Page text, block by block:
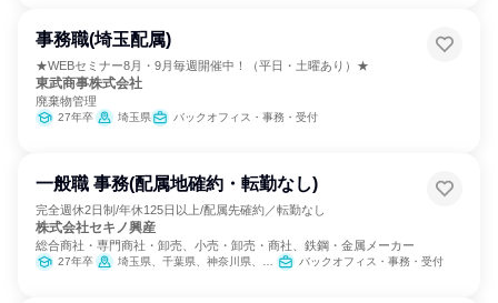
事務職(埼玉配属)
★WEBセミナー8月・9月毎週開催中！（平日・土曜あり）★
東武商事株式会社
廃棄物管理
27年卒 埼玉県 バックオフィス・事務・受付
一般職 事務(配属地確約・転勤なし)
完全週休2日制/年休125日以上/配属先確約／転勤なし
株式会社セキノ興産
総合商社・専門商社・卸売、小売・卸売・商社、鉄鋼・金属メーカー
27年卒 埼玉県、千葉県、神奈川県、新潟県、富山県、山梨県、愛知県、滋賀県 バックオフィス・事務・受付